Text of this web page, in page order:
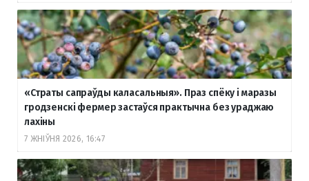
«Страты сапраўды каласальныя». Праз спёку і маразы
гродзенскі фермер застаўся практычна без ураджаю
лахіны
7 ЖНІЎНЯ 2026, 16:47